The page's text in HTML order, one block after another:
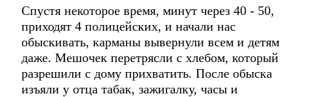
Спустя некоторое время, минут через 40 - 50,
приходят 4 полицейских, и начали нас
обыскивать, карманы вывернули всем и детям
даже. Мешочек перетрясли с хлебом, который
разрешили с дому прихватить. После обыска
изъяли у отца табак, зажигалку, часы и